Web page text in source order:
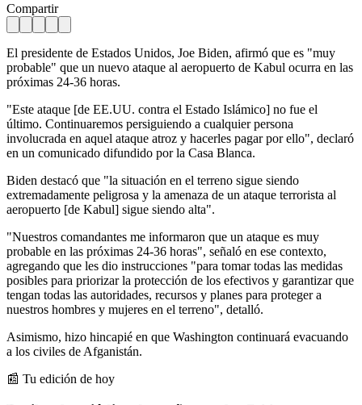
Compartir
El presidente de Estados Unidos, Joe Biden, afirmó que es "muy
probable" que un nuevo ataque al aeropuerto de Kabul ocurra en las
próximas 24-36 horas.
"Este ataque [de EE.UU. contra el Estado Islámico] no fue el
último. Continuaremos persiguiendo a cualquier persona
involucrada en aquel ataque atroz y hacerles pagar por ello", declaró
en un comunicado difundido por la Casa Blanca.
Biden destacó que "la situación en el terreno sigue siendo
extremadamente peligrosa y la amenaza de un ataque terrorista al
aeropuerto [de Kabul] sigue siendo alta".
"Nuestros comandantes me informaron que un ataque es muy
probable en las próximas 24-36 horas", señaló en ese contexto,
agregando que les dio instrucciones "para tomar todas las medidas
posibles para priorizar la protección de los efectivos y garantizar que
tengan todas las autoridades, recursos y planes para proteger a
nuestros hombres y mujeres en el terreno", detalló.
Asimismo, hizo hincapié en que Washington continuará evacuando
a los civiles de Afganistán.
📰 Tu edición de hoy